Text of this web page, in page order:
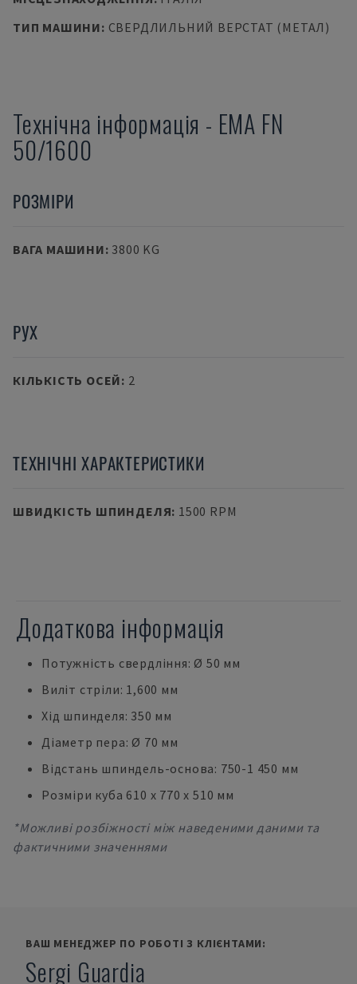
ТИП МАШИНИ: СВЕРДЛИЛЬНИЙ ВЕРСТАТ (МЕТАЛ)
Технічна інформація - EMA FN
50/1600
РОЗМІРИ
ВАГА МАШИНИ: 3800 KG
РУХ
КІЛЬКІСТЬ ОСЕЙ: 2
ТЕХНІЧНІ ХАРАКТЕРИСТИКИ
ШВИДКІСТЬ ШПИНДЕЛЯ: 1500 RPM
Додаткова інформація
Потужність свердління: Ø 50 мм
Виліт стріли: 1,600 мм
Хід шпинделя: 350 мм
Діаметр пера: Ø 70 мм
Відстань шпиндель-основа: 750-1 450 мм
Розміри куба 610 x 770 x 510 мм
*Можливі розбіжності між наведеними даними та
фактичними значеннями
ВАШ МЕНЕДЖЕР ПО РОБОТІ З КЛІЄНТАМИ:
Sergi Guardia